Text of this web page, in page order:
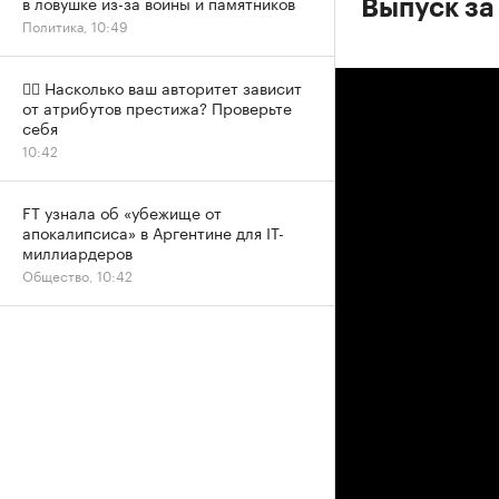
Выпуск
Политика, 10:49
✍🏻 Насколько ваш авторитет зависит
от атрибутов престижа? Проверьте
себя
10:42
FT узнала об «убежище от
апокалипсиса» в Аргентине для IT-
миллиардеров
Общество, 10:42